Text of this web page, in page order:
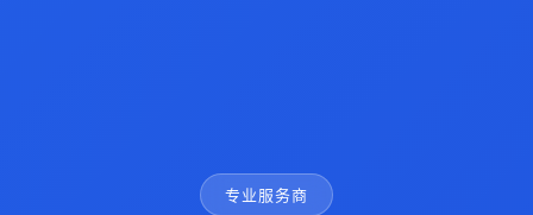
专业服务商